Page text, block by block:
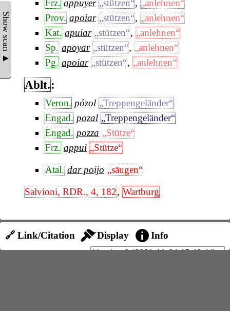
Show scan ▲
Frz. appuyer „stützen“, „anlehnen“
Prov. apoiar „stützen“, „anlehnen“
Kat. apuiar „stützen“, „anlehnen“
Sp. apoyar „stützen“, „anlehnen“
Pg. apoiar „stützen“, „anlehnen“
Ablt.:
Veron. pózol „Treppengeländer“
Engad. pozal „Treppengeländer“
Engad. pozza „Stütze“
Frz. appui „Stütze“
Atal. dar poijo „säugen“
Salvioni, RDR., 4, 182, Wartburg
🔗 Link/Citation Display Info